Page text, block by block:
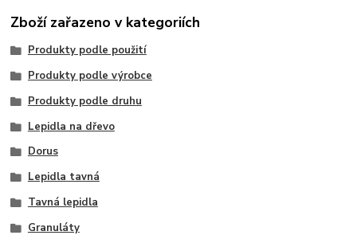
Zboží zařazeno v kategoriích
Produkty podle použití
Produkty podle výrobce
Produkty podle druhu
Lepidla na dřevo
Dorus
Lepidla tavná
Tavná lepidla
Granuláty